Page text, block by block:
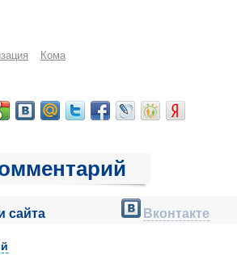
Кома
сайта Вконтакте